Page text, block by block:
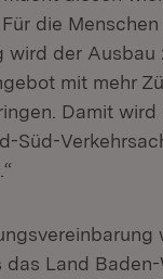
die Menschen
wird der Ausbau
mit mehr
Damit wird
Süd-
Land